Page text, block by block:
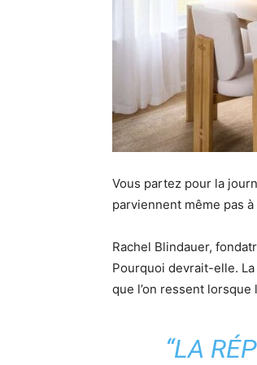
Vous partez pour la
parviennent même pas
Rachel Blindauer,
Pourquoi devrait-elle. La
que l’on ressent lorsque
“LA